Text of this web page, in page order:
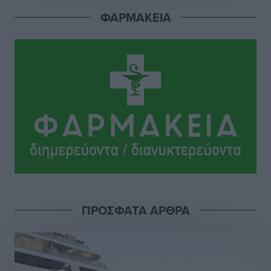
Αθλητικά• πριν 8 ώρες
Σι Τζέι Χάρις: «Να πανηγυρίσουμε πολλές νίκες μαζί»
Αθλητικά • πριν 9 ώρες
Ροδήλιος: Ο απολογισμός από το Πανελλήνιο
Πρωτάθλημα Πίστας
Αθλητικά• πριν 9 ώρες
ΦΑΡΜΑΚΕΙΑ
ΠΡΟΣΦΑΤΑ ΑΡΘΡΑ